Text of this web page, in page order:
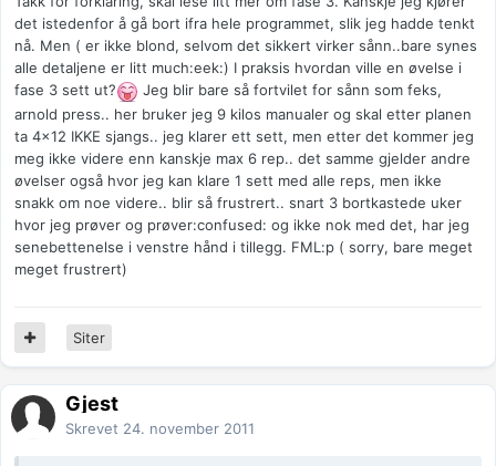
det istedenfor å gå bort ifra hele programmet, slik jeg hadde tenkt
nå. Men ( er ikke blond, selvom det sikkert virker sånn..bare synes
alle detaljene er litt much:eek:) I praksis hvordan ville en øvelse i
fase 3 sett ut?
Jeg blir bare så fortvilet for sånn som feks,
arnold press.. her bruker jeg 9 kilos manualer og skal etter planen
ta 4x12 IKKE sjangs.. jeg klarer ett sett, men etter det kommer jeg
meg ikke videre enn kanskje max 6 rep.. det samme gjelder andre
øvelser også hvor jeg kan klare 1 sett med alle reps, men ikke
snakk om noe videre.. blir så frustrert.. snart 3 bortkastede uker
hvor jeg prøver og prøver:confused: og ikke nok med det, har jeg
senebettenelse i venstre hånd i tillegg. FML:p ( sorry, bare meget
meget frustrert)
Siter
Gjest
Skrevet 24. november 2011